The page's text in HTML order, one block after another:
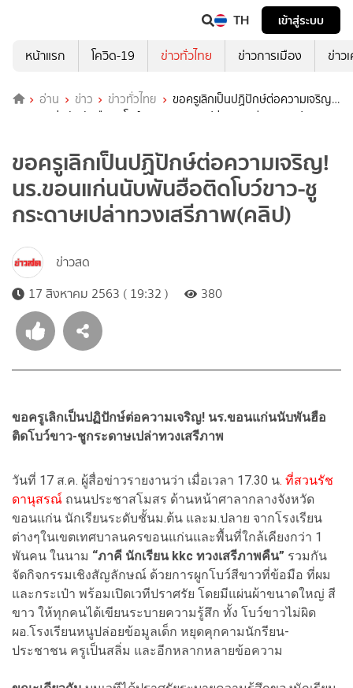
TH
เข้าสู่ระบบ
หน้าแรก
โควิด-19 ข่าวทั่วไทย ข่าวการเมือง ข่าว
อ่าน ข่าว ข่าวทั่วไทย
ขอครูเลิกเป็นปฏิปักษ์ต่อความเจริญ!
นร.ขอนแก่นนับพันฮือติดโบว์ขาว-ชูกระดาษเปล่าทวงเสรีภาพ(คลิป)
ขอครูเลิกเป็นปฏิปักษ์ต่อความเจริญ!
นร.ขอนแก่นนับพันฮือติดโบว์ขาว-ชู
กระดาษเปล่าทวงเสรีภาพ(คลิป)
ข่าวสด
17 สิงหาคม 2563 ( 19:32 )
380
ขอครูเลิกเป็นปฏิปักษ์ต่อความเจริญ! นร.ขอนแก่นนับพันฮือ
ติดโบว์ขาว-ชูกระดาษเปล่าทวงเสรีภาพ
วันที่ 17 ส.ค. ผู้สื่อข่าวรายงานว่า เมื่อเวลา 17.30 น. ที่สวนรัช
ดานุสรณ์ ถนนประชาสโมสร ด้านหน้าศาลากลางจังหวัด
ขอนแก่น นักเรียนระดับชั้นม.ต้น และม.ปลาย จากโรงเรียน
ต่างๆในเขตเทศบาลนครขอนแก่นและพื้นที่ใกล้เคียงกว่า 1
พันคน ในนาม “ภาคี นักเรียน kkc ทวงเสรีภาพคืน” รวมกัน
จัดกิจกรรมเชิงสัญลักษณ์ ด้วยการผูกโบว์สีขาวที่ข้อมือ ที่ผม
และกระเป๋า พร้อมเปิดเวทีปราศรัย โดยมีแผ่นผ้าขนาดใหญ่ สี
ขาว ให้ทุกคนได้เขียนระบายความรู้สึก ทั้ง โบว์ขาวไม่ผิด
ผอ.โรงเรียนหนูปล่อยข้อมูลเด็ก หยุดคุกคามนักรียน-
ประชาชน ครูเป็นสลิ่ม และอีกหลากหลายข้อความ